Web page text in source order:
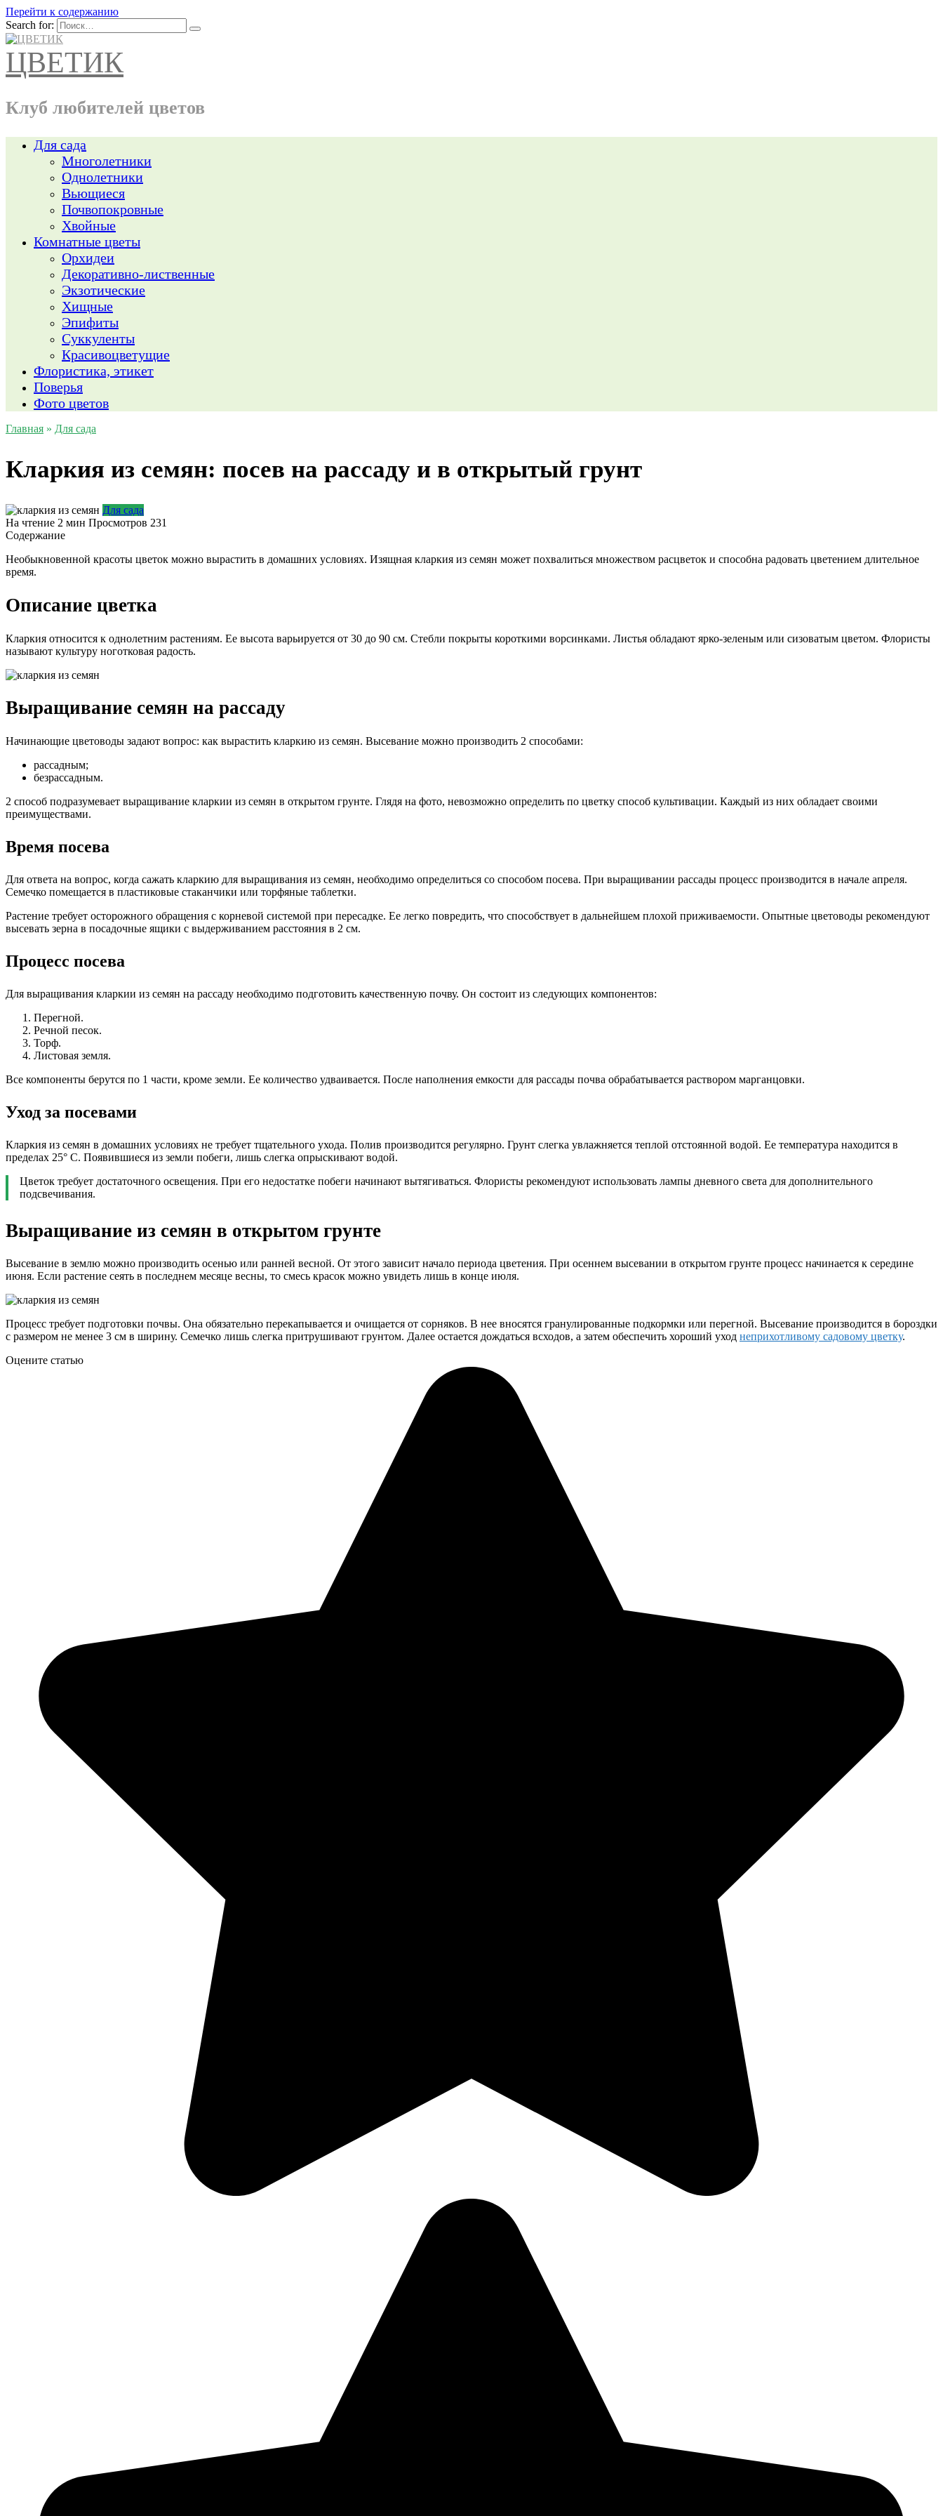
Перейти к содержанию
Search for:
ЦВЕТИК
Клуб любителей цветов
Для сада
Многолетники
Однолетники
Вьющиеся
Почвопокровные
Хвойные
Комнатные цветы
Орхидеи
Декоративно-лиственные
Экзотические
Хищные
Эпифиты
Суккуленты
Красивоцветущие
Флористика, этикет
Поверья
Фото цветов
Главная » Для сада
Кларкия из семян: посев на рассаду и в открытый грунт
Для сада
На чтение 2 мин Просмотров 231
Содержание
Необыкновенной красоты цветок можно вырастить в домашних условиях. Изящная кларкия из семян может похвалиться множеством расцветок и способна радовать цветением длительное
время.
Описание цветка
Кларкия относится к однолетним растениям. Ее высота варьируется от 30 до 90 см. Стебли покрыты короткими ворсинками. Листья обладают ярко-зеленым или сизоватым цветом. Флористы
называют культуру ноготковая радость.
Выращивание семян на рассаду
Начинающие цветоводы задают вопрос: как вырастить кларкию из семян. Высевание можно производить 2 способами:
рассадным;
безрассадным.
2 способ подразумевает выращивание кларкии из семян в открытом грунте. Глядя на фото, невозможно определить по цветку способ культивации. Каждый из них обладает своими
преимуществами.
Время посева
Для ответа на вопрос, когда сажать кларкию для выращивания из семян, необходимо определиться со способом посева. При выращивании рассады процесс производится в начале апреля.
Семечко помещается в пластиковые стаканчики или торфяные таблетки.
Растение требует осторожного обращения с корневой системой при пересадке. Ее легко повредить, что способствует в дальнейшем плохой приживаемости. Опытные цветоводы рекомендуют
высевать зерна в посадочные ящики с выдерживанием расстояния в 2 см.
Процесс посева
Для выращивания кларкии из семян на рассаду необходимо подготовить качественную почву. Он состоит из следующих компонентов:
Перегной.
Речной песок.
Торф.
Листовая земля.
Все компоненты берутся по 1 части, кроме земли. Ее количество удваивается. После наполнения емкости для рассады почва обрабатывается раствором марганцовки.
Уход за посевами
Кларкия из семян в домашних условиях не требует тщательного ухода. Полив производится регулярно. Грунт слегка увлажняется теплой отстоянной водой. Ее температура находится в
пределах 25° С. Появившиеся из земли побеги, лишь слегка опрыскивают водой.
Цветок требует достаточного освещения. При его недостатке побеги начинают вытягиваться. Флористы рекомендуют использовать лампы дневного света для дополнительного
подсвечивания.
Выращивание из семян в открытом грунте
Высевание в землю можно производить осенью или ранней весной. От этого зависит начало периода цветения. При осеннем высевании в открытом грунте процесс начинается к середине
июня. Если растение сеять в последнем месяце весны, то смесь красок можно увидеть лишь в конце июля.
Процесс требует подготовки почвы. Она обязательно перекапывается и очищается от сорняков. В нее вносятся гранулированные подкормки или перегной. Высевание производится в бороздки
с размером не менее 3 см в ширину. Семечко лишь слегка притрушивают грунтом. Далее остается дождаться всходов, а затем обеспечить хороший уход неприхотливому садовому цветку.
Оцените статью